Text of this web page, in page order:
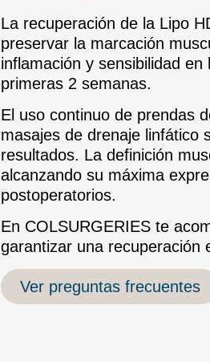
La recuperación de la Lipo
preservar la marcación
inflamación y sensibilidad
primeras 2 semanas.
El uso continuo de prendas
masajes de drenaje linfático
resultados. La definición
alcanzando su máxima
postoperatorios.
En COLSURGERIES te
garantizar una recuperación
Ver preguntas frecuentes